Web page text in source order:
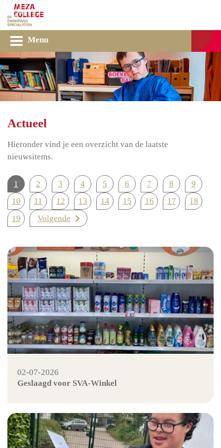
Menu
Actueel
Hieronder vind je een overzicht van de laatste
nieuwsitems.
1 2 3 4 5 6 7 8
9
10
11 12 13 14 15 16 17
18
19
Volgende
02-07-2026
Geslaagd voor SVA-Winkel